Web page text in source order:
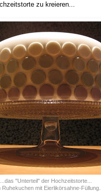
zu kreieren...
...das "Unterteil" der Hochzeitstorte...
Ruhekuchen mit Eierlikörsahne-Füllung...